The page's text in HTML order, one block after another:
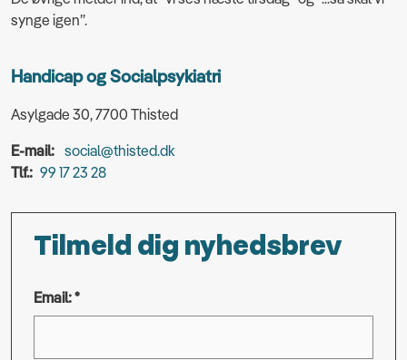
synge igen”.
Handicap og Socialpsykiatri
Asylgade 30, 7700 Thisted
E-mail: social@thisted.dk
Tlf.: 99 17 23 28
Tilmeld dig nyhedsbrev
Email: *